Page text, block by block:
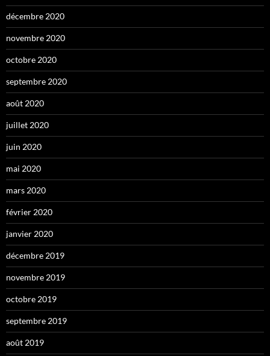
décembre 2020
novembre 2020
octobre 2020
septembre 2020
août 2020
juillet 2020
juin 2020
mai 2020
mars 2020
février 2020
janvier 2020
décembre 2019
novembre 2019
octobre 2019
septembre 2019
août 2019